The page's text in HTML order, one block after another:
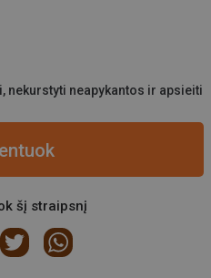
nekurstyti neapykantos ir apsieiti
šį straipsnį